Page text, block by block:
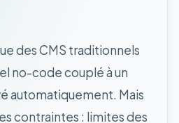
des CMS traditionnels
no-code couplé à un
automatiquement. Mais
contraintes : limites des